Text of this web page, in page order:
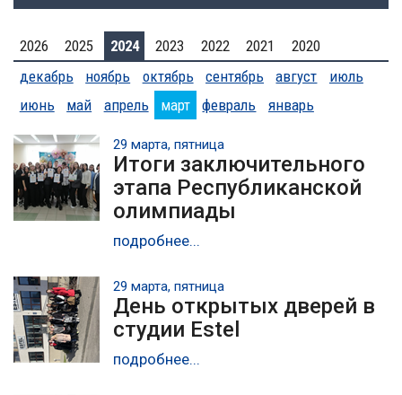
2026 2025 2024 2023 2022 2021
2020
декабрь
ноябрь октябрь сентябрь август
июль
июнь
май апрель март февраль январь
29 марта, пятница
Итоги заключительного
этапа Республиканской
олимпиады
подробнее...
29 марта, пятница
День открытых дверей в
студии Estel
подробнее...